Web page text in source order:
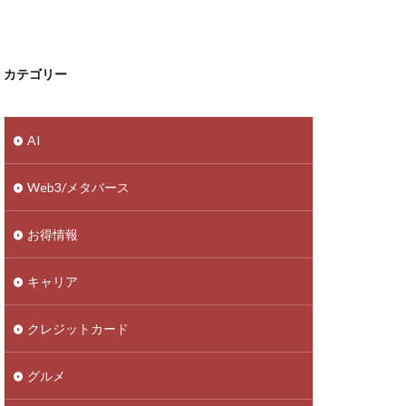
カテゴリー
AI
Web3/メタバース
お得情報
キャリア
クレジットカード
グルメ